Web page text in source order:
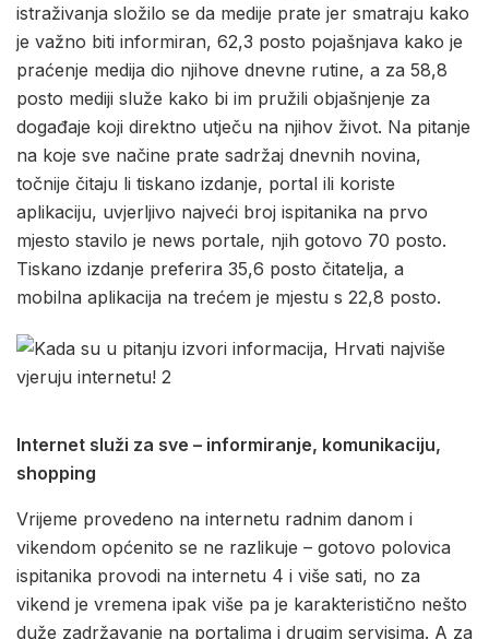
istraživanja složilo se da medije prate jer smatraju kako
je važno biti informiran, 62,3 posto pojašnjava kako je
praćenje medija dio njihove dnevne rutine, a za 58,8
posto mediji služe kako bi im pružili objašnjenje za
događaje koji direktno utječu na njihov život. Na pitanje
na koje sve načine prate sadržaj dnevnih novina,
točnije čitaju li tiskano izdanje, portal ili koriste
aplikaciju, uvjerljivo najveći broj ispitanika na prvo
mjesto stavilo je news portale, njih gotovo 70 posto.
Tiskano izdanje preferira 35,6 posto čitatelja, a
mobilna aplikacija na trećem je mjestu s 22,8 posto.
Internet služi za sve – informiranje, komunikaciju,
shopping
Vrijeme provedeno na internetu radnim danom i
vikendom općenito se ne razlikuje – gotovo polovica
ispitanika provodi na internetu 4 i više sati, no za
vikend je vremena ipak više pa je karakteristično nešto
duže zadržavanje na portalima i drugim servisima. A za